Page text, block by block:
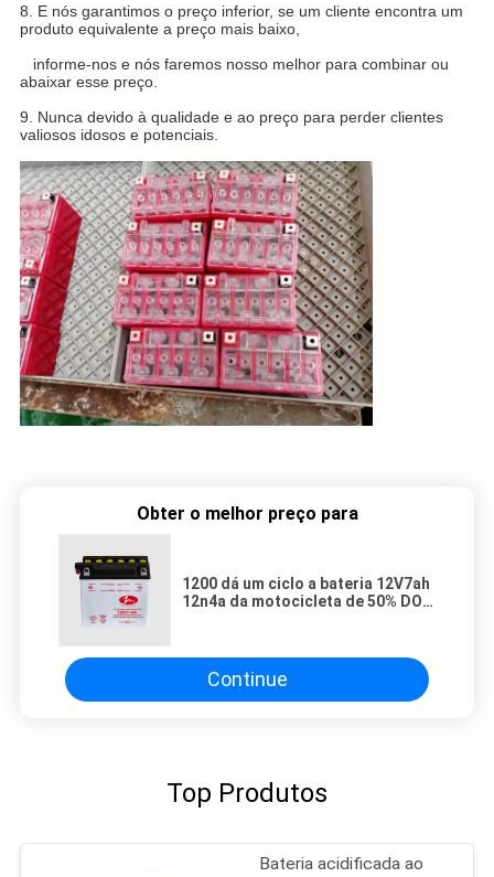
8. E nós garantimos o preço inferior, se um cliente encontra um
produto equivalente a preço mais baixo,
informe-nos e nós faremos nosso melhor para combinar ou
abaixar esse preço.
9. Nunca devido à qualidade e ao preço para perder clientes
valiosos idosos e potenciais.
Obter o melhor preço para
1200 dá um ciclo a bateria 12V7ah
12n4a da motocicleta de 50% DOD
Continue
Top Produtos
Bateria acidificada ao